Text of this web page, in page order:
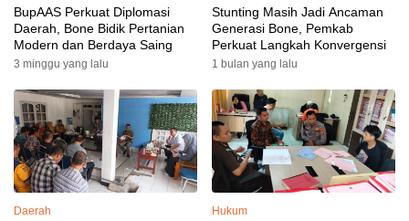
BupAAS Perkuat Diplomasi
Daerah, Bone Bidik Pertanian
Modern dan Berdaya Saing
3 minggu yang lalu
Stunting Masih Jadi Ancaman
Generasi Bone, Pemkab
Perkuat Langkah Konvergensi
1 bulan yang lalu
Daerah Hukum